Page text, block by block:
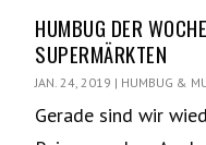
HUMBUG DER
SUPERMÄRKTEN
JAN. 24, 2019 | HUMBUG &
Gerade sind wir